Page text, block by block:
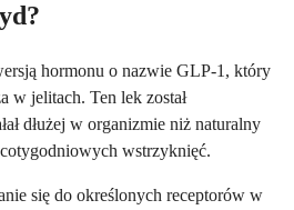
hormonu o nazwie GLP-1, który
w jelitach. Ten lek został
dłużej w organizmie niż naturalny
wstrzyknięć.
się do określonych receptorów w